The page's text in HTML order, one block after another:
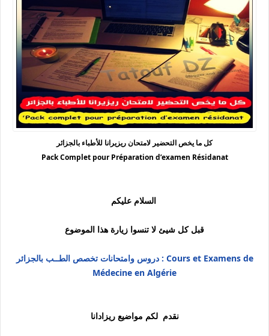
كل ما يخص التحضير لامتحان ريزيرانا للأطباء بالجزائر
Pack Complet pour Préparation d’examen Résidanat
السلام عليكم
قبل كل شيئ لا تنسوا زيارة هذا الموضوع
دروس وامتحانات تخصص الطــب بالجزائر : Cours et Examens de
Médecine en Algérie
نقدم لكم مواضيع ريزادانا